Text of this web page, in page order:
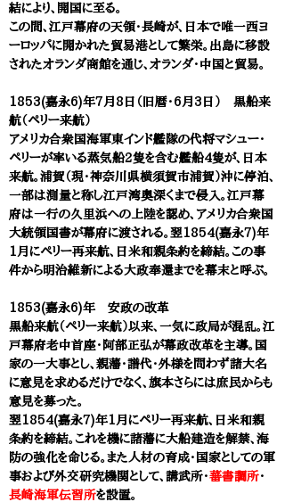
結により、開国に至る。
この間、江戸幕府の天領・長崎が、 日本で唯一西ヨ
ーロッパに開かれた貿易港として繁栄。出島に移設
されたオランダ商館を通じ、オランダ・中国と貿易。
1853(嘉永6)年7月8日（旧暦・6月3日） 黒船来
航（ペリー来航）
アメリカ合衆国海軍東インド艦隊の代将マシュー・
ペリーが率いる蒸気船2隻を含む艦船4隻が、日本
来航。浦賀（現・神奈川県横須賀市浦賀）沖に停泊、
一部は測量と称し江戸湾奥深くまで侵入。江戸幕
府は一行の久里浜への上陸を認め、アメリカ合衆国
大統領国書が幕府に渡される。翌1854(嘉永7)年
1月にペリー再来航、日米和親条約を締結。この事
件から明治維新による大政奉還までを幕末と呼ぶ。
1853(嘉永6)年 安政の改革
黒船来航（ペリー来航）以来、一気に政局が混乱。江
戸幕府老中首座・阿部正弘が幕政改革を主導。国
家の一大事とし、親藩・譜代・外様を問わず諸大名
に意見を求めるだけでなく、旗本さらには庶民からも
意見を募った。
翌1854(嘉永7)年1月にペリー再来航、日米和親
条約を締結。これを機に諸藩に大船建造を解禁、海
防の強化を命じる。また人材の育成・国家としての軍
事および外交研究機関として、講武所・蕃書調所・
長崎海軍伝習所を設置。